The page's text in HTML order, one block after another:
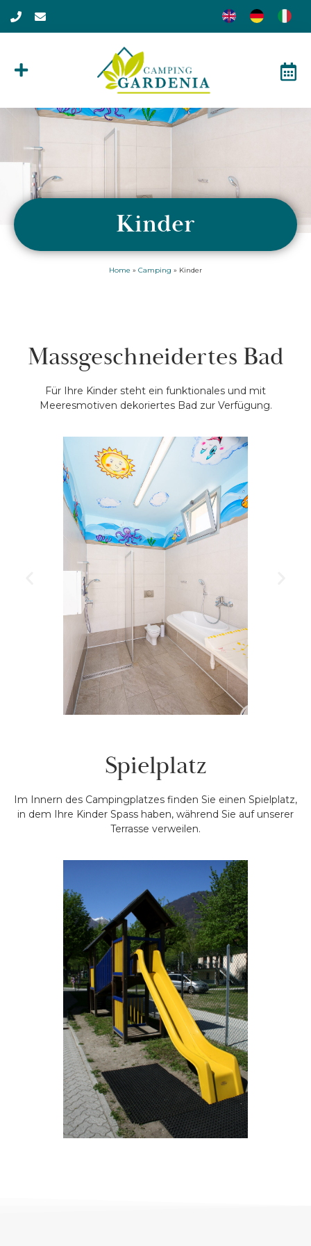
Kinder
Home » Camping » Kinder
Massgeschneidertes Bad
Für Ihre Kinder steht ein funktionales und mit
Meeresmotiven dekoriertes Bad zur Verfügung.
Spielplatz
Im Innern des Campingplatzes finden Sie einen Spielplatz,
in dem Ihre Kinder Spass haben, während Sie auf unserer
Terrasse verweilen.